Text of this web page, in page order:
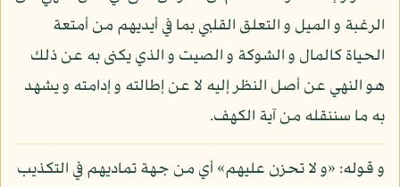
الرغبة و الميل و التعلق القلبي بما في أيديهم من أمتعة
الحياة كالمال و الشوكة و الصيت و الذي يكنى به عن ذلك
هو النهي عن أصل النظر إليه لا عن إطالته و إدامته و يشهد
به ما سننقله من آية الكهف.
و قوله: «و لا تحزن عليهم» أي من جهة تماديهم في التكذيب